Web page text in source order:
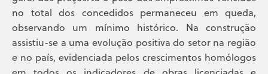
no total dos concedidos permaneceu em queda,
observando um mínimo histórico. Na construção
assistiu-se a uma evolução positiva do setor na região
e no país, evidenciada pelos crescimentos homólogos